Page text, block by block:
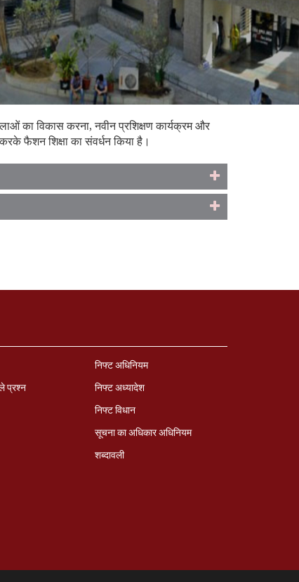
का विकास करना, नवीन प्रशिक्षण कार्यक्रम और
फैशन शिक्षा का संवर्धन किया है।
प्रश्‍न
निफ्ट अधिनियम
निफ्ट अध्‍यादेश
निफ्ट विधान
सूचना का अधिकार अधिनियम
शब्दावली